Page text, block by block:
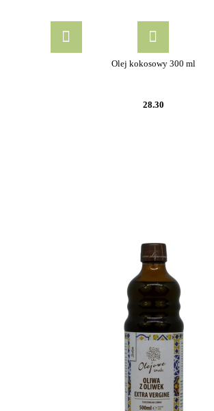
Olej kokosowy 300 ml
28.30